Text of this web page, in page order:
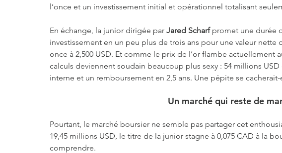
l’once et un investissement initial et opérationnel totalisant
En échange, la junior dirigée par Jared Scharf promet une durée
investissement en un peu plus de trois ans pour une valeur nette
once à 2,500 USD. Et comme le prix de l’or flambe actuellement
calculs deviennent soudain beaucoup plus sexy : 54 millions
interne et un remboursement en 2,5 ans. Une pépite se
Un marché qui reste de
Pourtant, le marché boursier ne semble pas partager cet
19,45 millions USD, le titre de la junior stagne à 0,075 CAD à la
comprendre.